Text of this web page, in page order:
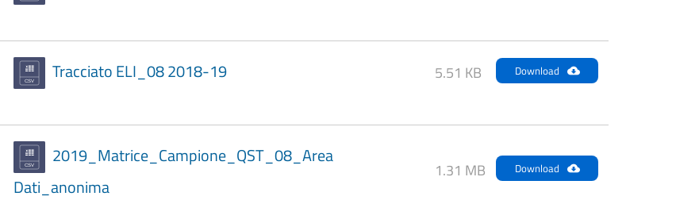
Tracciato ELI_08 2018-19 5.51 KB Download
2019_Matrice_Campione_QST_08_Area
Dati_anonima
1.31 MB Download